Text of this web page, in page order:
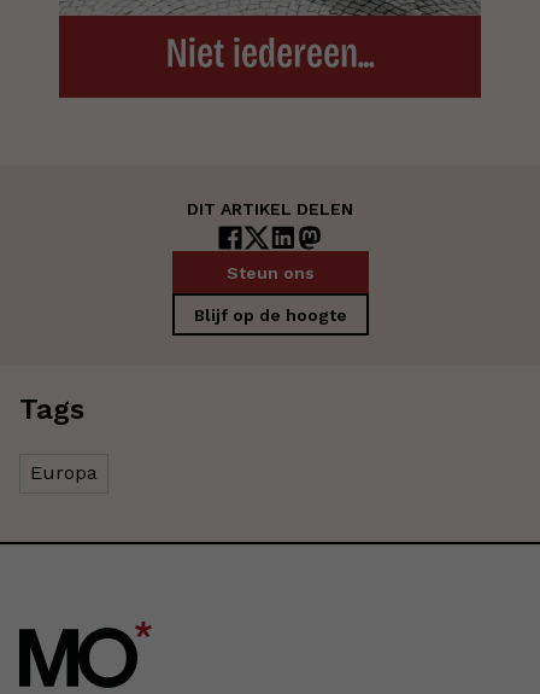
DIT ARTIKEL DELEN
Steun ons
Blijf op de hoogte
Tags
Europa